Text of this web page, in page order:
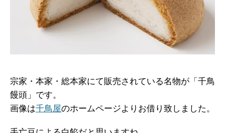
宗家・本家・総本家にて販売されている名物が「千鳥
饅頭」です。
画像は千鳥屋のホームページよりお借り致しました。